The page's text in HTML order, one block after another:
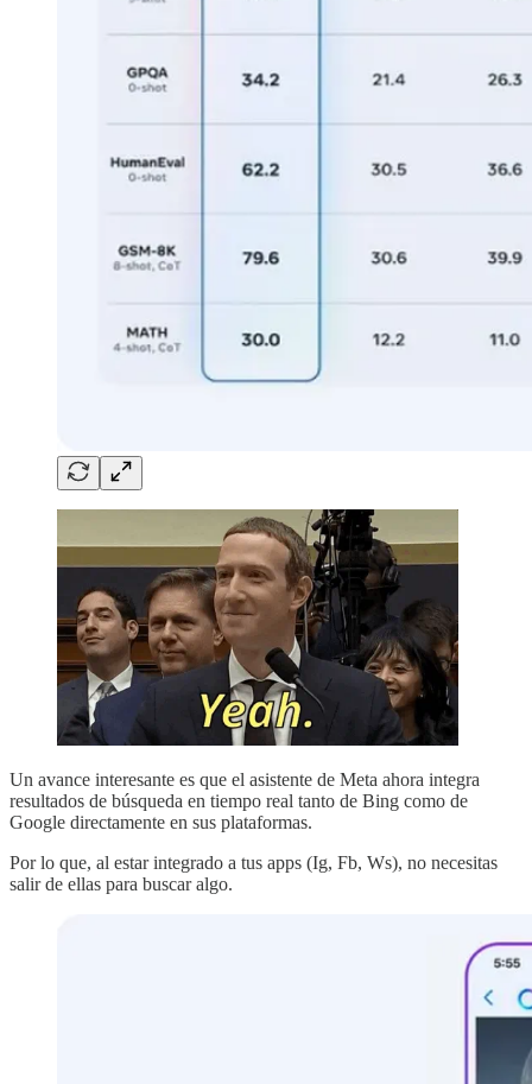
Un avance interesante es que el asistente de Meta ahora integra
resultados de búsqueda en tiempo real tanto de Bing como de
Google directamente en sus plataformas.
Por lo que, al estar integrado a tus apps (Ig, Fb, Ws), no necesitas
salir de ellas para buscar algo.